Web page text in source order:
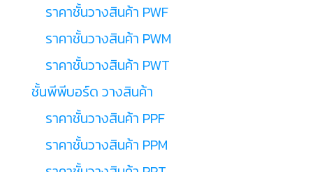
ราคาชั้นวางสินค้า PWF
ราคาชั้นวางสินค้า PWM
ราคาชั้นวางสินค้า PWT
ชั้นพีพีบอร์ด วางสินค้า
ราคาชั้นวางสินค้า PPF
ราคาชั้นวางสินค้า PPM